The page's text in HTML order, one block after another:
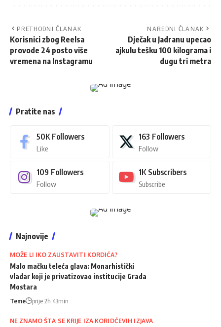
PRETHODNI ČLANAK
Korisnici zbog Reelsa
provode 24 posto više
vremena na Instagramu
NAREDNI ČLANAK
Dječak u Jadranu upecao
ajkulu tešku 100 kilograma i
dugu tri metra
Pratite nas
50K Followers
Like
163 Followers
Follow
109 Followers
Follow
1K Subscribers
Subscribe
Najnovije
MOŽE LI IKO ZAUSTAVITI KORDIĆA?
Malo mačku teleća glava: Monarhistički
vladar koji je privatizovao institucije Grada
Mostara
Teme prije 2h 43min
NE ZNAMO ŠTA SE KRIJE IZA KORIDĆEVIH IZJAVA